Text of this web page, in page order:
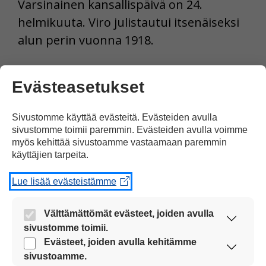
Varsinainen kansallispäivä on 24.
helmikuuta. Viro julistautui itsenäiseksi
alun perin vuonna 1918.
Jaa Facebookissa
Kommentoi
Evästeasetukset
Sivustomme käyttää evästeitä. Evästeiden avulla
sivustomme toimii paremmin. Evästeiden avulla voimme
myös kehittää sivustoamme vastaamaan paremmin
käyttäjien tarpeita.
Lue lisää evästeistämme
Välttämättömät evästeet, joiden avulla
sivustomme toimii.
Nämä evästeet ovat aina käytössä, jotta
sivustoamme voi käyttää sujuvasti ja turvallisesti.
Evästeet, joiden avulla kehitämme
sivustoamme.